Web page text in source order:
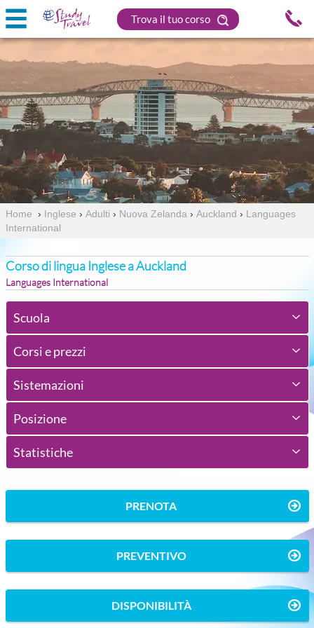
Trova il tuo corso
Home › Inglese › Adulti › Nuova Zelanda › Auckland › Languages
International
Corso di lingua Inglese a Auckland
Languages International
Scuola
Corsi e prezzi
Sistemazioni
Posizione
Statistiche
PRENOTA
PREVENTIVO
DISPONIBILITÀ